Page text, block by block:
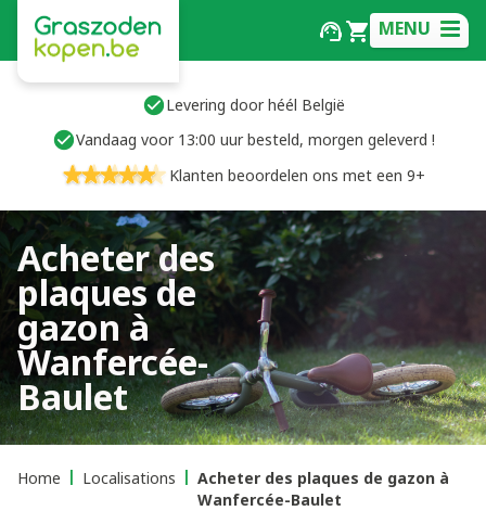
MENU
Levering door héél België
Vandaag voor 13:00 uur besteld, morgen geleverd !
Klanten beoordelen ons met een 9+
Acheter des
plaques de
gazon à
Wanfercée-
Baulet
Home Localisations
Acheter des plaques de gazon à
Wanfercée-Baulet